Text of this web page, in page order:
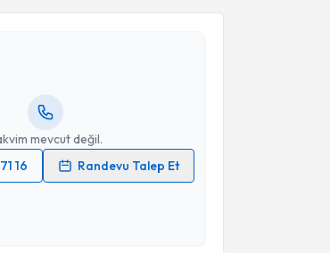
mevcut değil.
16
Randevu Talep Et